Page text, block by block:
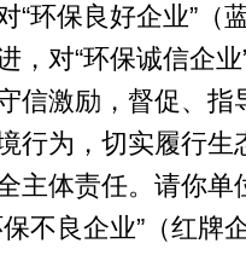
“环保良好企业”（
，对“环保诚信企业
信激励，督促、指
行为，切实履行生
主体责任。请你单
不良企业”（红牌